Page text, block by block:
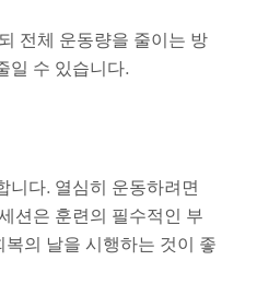
전체 운동량을 줄이는 방
일 수 있습니다.
니다. 열심히 운동하려면
션은 훈련의 필수적인 부
의 날을 시행하는 것이 좋